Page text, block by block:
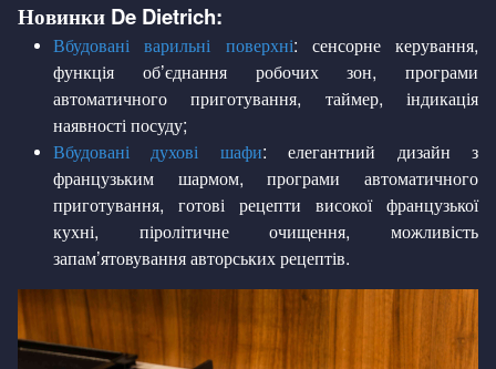
Новинки De Dietrich:
Вбудовані варильні поверхні: сенсорне керування,
функція об’єднання робочих зон, програми
автоматичного приготування, таймер, індикація
наявності посуду;
Вбудовані духові шафи: елегантний дизайн з
французьким шармом, програми автоматичного
приготування, готові рецепти високої французької
кухні, піролітичне очищення, можливість
запам’ятовування авторських рецептів.